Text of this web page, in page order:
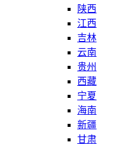
陕西
江西
吉林
云南
贵州
西藏
宁夏
海南
新疆
甘肃